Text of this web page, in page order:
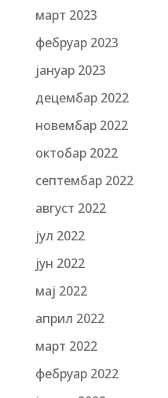
март 2023
фебруар 2023
јануар 2023
децембар 2022
новембар 2022
октобар 2022
септембар 2022
август 2022
јул 2022
јун 2022
мај 2022
април 2022
март 2022
фебруар 2022